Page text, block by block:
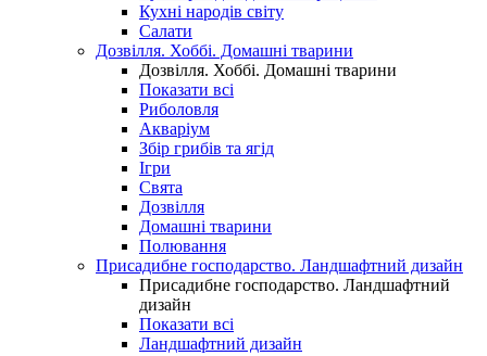
Кухні народів світу
Салати
Дозвілля. Хоббі. Домашні тварини
Дозвілля. Хоббі. Домашні тварини
Показати всі
Риболовля
Акваріум
Збір грибів та ягід
Ігри
Свята
Дозвілля
Домашні тварини
Полювання
Присадибне господарство. Ландшафтний дизайн
Присадибне господарство. Ландшафтний
дизайн
Показати всі
Ландшафтний дизайн